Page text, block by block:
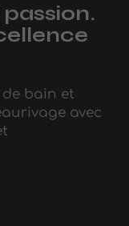
bain et
avec